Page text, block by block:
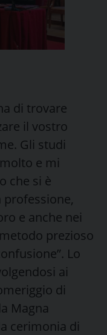
di trovare
il vostro
Gli studi
e mi
che si è
e anche nei
prezioso
Lo
ai
di
Magna
cerimonia di